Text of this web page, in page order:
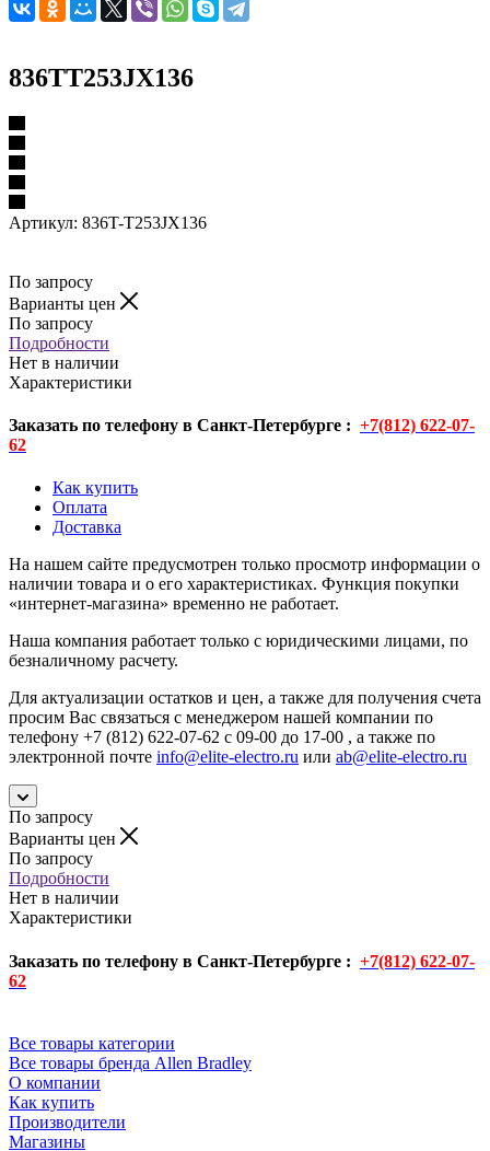
836TT253JX136
Артикул: 836T-T253JX136
По запросу
Варианты цен
По запросу
Подробности
Нет в наличии
Характеристики
Заказать по телефону в Санкт-Петербурге : +7(812) 622-07-
62
Как купить
Оплата
Доставка
На нашем сайте предусмотрен только просмотр информации о
наличии товара и о его характеристиках. Функция покупки
«интернет-магазина» временно не работает.
Наша компания работает только с юридическими лицами, по
безналичному расчету.
Для актуализации остатков и цен, а также для получения счета
просим Вас связаться с менеджером нашей компании по
телефону +7 (812) 622-07-62 с 09-00 до 17-00 , а также по
электронной почте info@elite-electro.ru или ab@elite-electro.ru
По запросу
Варианты цен
По запросу
Подробности
Нет в наличии
Характеристики
Заказать по телефону в Санкт-Петербурге : +7(812) 622-07-
62
Все товары категории
Все товары бренда Allen Bradley
О компании
Как купить
Производители
Магазины